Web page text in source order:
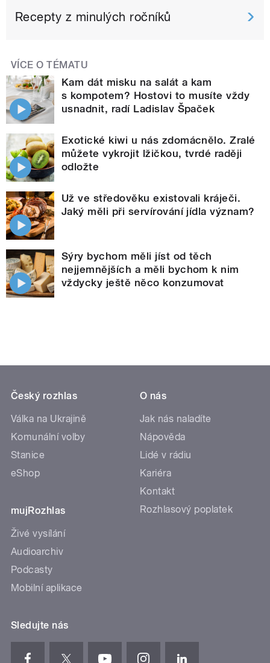
Recepty z minulých ročníků
VÍCE O TÉMATU
Kam dát misku na salát a kam
s kompotem? Hostovi to musíte vždy
usnadnit, radí Ladislav Špaček
Exotické kiwi u nás zdomácnělo. Zralé
můžete vykrojit lžičkou, tvrdé raději
odložte
Už ve středověku existovali kráječi.
Jaký měli při servírování jídla význam?
Sýry bychom měli jíst od těch
nejjemnějších a měli bychom k nim
vždycky ještě něco konzumovat
Český rozhlas
Válka na Ukrajině
Komunální volby
Stanice
eShop
mujRozhlas
Živé vysílání
Audioarchiv
Podcasty
Mobilní aplikace
O nás
Jak nás naladíte
Nápověda
Lidé v rádiu
Kariéra
Kontakt
Rozhlasový poplatek
Sledujte nás